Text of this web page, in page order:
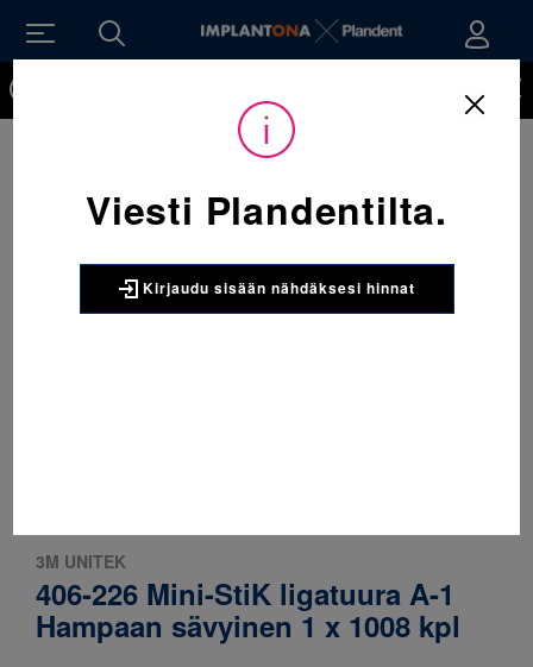
3M UNITEK
406-226 Mini-StiK ligatuura A-1
Hampaan sävyinen 1 x 1008 kpl
Viesti Plandentilta.
Kirjaudu sisään nähdäksesi hinnat